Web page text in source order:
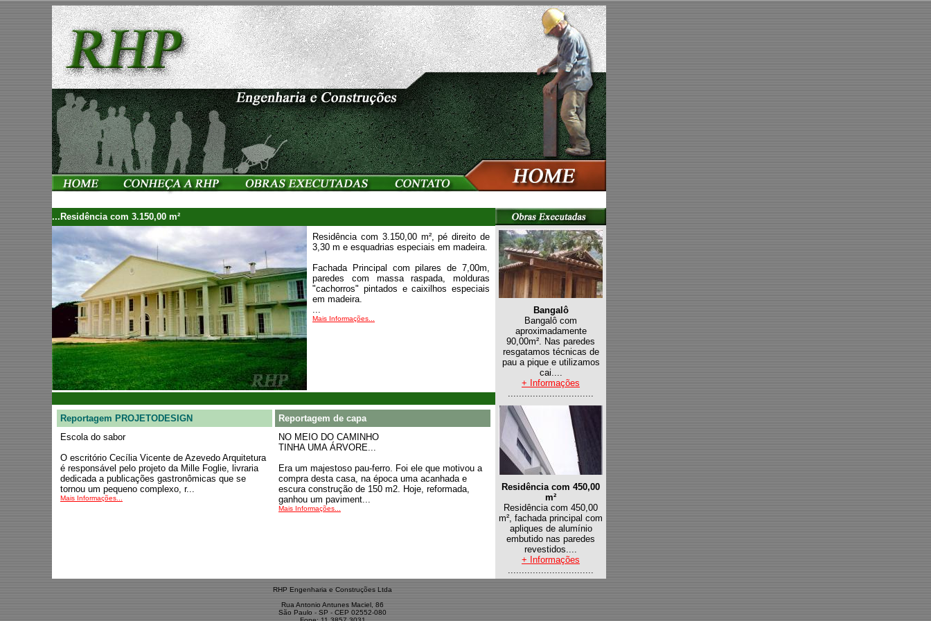
...Residência com 3.150,00 m²
Residência com 3.150,00 m², pé direito de
3,30 m e esquadrias especiais em madeira.
Fachada Principal com pilares de 7,00m,
paredes com massa raspada, molduras
"cachorros" pintados e caixilhos especiais
em madeira.
...
Mais Informações...
Reportagem PROJETODESIGN
Escola do sabor
O escritório Cecília Vicente de Azevedo Arquitetura
é responsável pelo projeto da Mille Foglie, livraria
dedicada a publicações gastronômicas que se
tornou um pequeno complexo, r...
Mais Informações...
Reportagem de capa
NO MEIO DO CAMINHO
TINHA UMA ÁRVORE...
Era um majestoso pau-ferro. Foi ele que motivou a
compra desta casa, na época uma acanhada e
escura construção de 150 m2. Hoje, reformada,
ganhou um paviment...
Mais Informações...
Bangalô
Bangalô com
aproximadamente
90,00m². Nas paredes
resgatamos técnicas de
pau a pique e utilizamos
cai....
+ Informações
...............................
Residência com 450,00
m²
Residência com 450,00
m², fachada principal com
apliques de alumínio
embutido nas paredes
revestidos....
+ Informações
...............................
RHP Engenharia e Construções Ltda
Rua Antonio Antunes Maciel, 86
São Paulo - SP - CEP 02552-080